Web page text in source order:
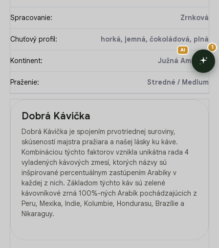
Spracovanie: Zrnková
Chuťový profil : horká, jemná, čokoládová, plná
Kontinent: Južná Amerika
Praženie: Stredné / Medium
Dobrá Kávička
Dobrá Kávička je spojením prvotriednej suroviny,
skúseností majstra pražiara a našej lásky ku káve.
Kombináciou týchto faktorov vznikla unikátna rada 4
vyladených kávových zmesí, ktorých názvy sú
inšpirované percentuálnym zastúpením Arabiky v
každej z nich. Základom týchto káv sú zelené
kávovníkové zrná 100%-ných Arabík pochádzajúcich z
Peru, Mexika, Indie, Kolumbie, Hondurasu, Brazílie a
Nikaraguy.